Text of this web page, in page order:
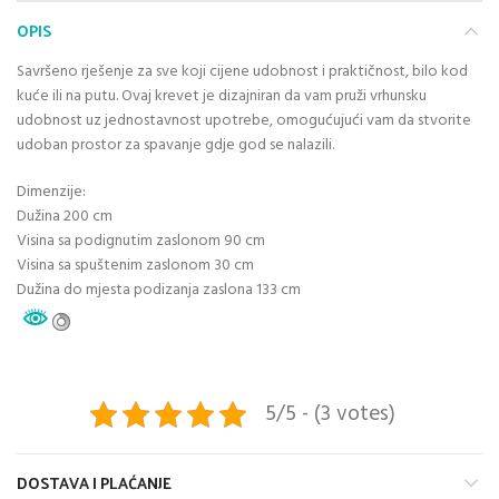
OPIS
Savršeno rješenje za sve koji cijene udobnost i praktičnost, bilo kod
kuće ili na putu. Ovaj krevet je dizajniran da vam pruži vrhunsku
udobnost uz jednostavnost upotrebe, omogućujući vam da stvorite
udoban prostor za spavanje gdje god se nalazili.
Dimenzije:
Dužina 200 cm
Visina sa podignutim zaslonom 90 cm
Visina sa spuštenim zaslonom 30 cm
Dužina do mjesta podizanja zaslona 133 cm
5/5 - (3 votes)
DOSTAVA I PLAĆANJE